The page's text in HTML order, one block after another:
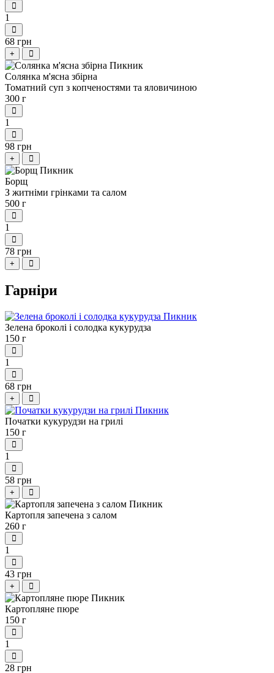
1
68 грн
+
Солянка м'ясна збірна
Томатний суп з копченостями та яловичиною
300 г
1
98 грн
+
Борщ
З житніми грінками та салом
500 г
1
78 грн
+
Гарніри
Зелена броколі і солодка кукурудза
150 г
1
68 грн
+
Початки кукурудзи на грилі
150 г
1
58 грн
+
Картопля запечена з салом
260 г
1
43 грн
+
Картопляне пюре
150 г
1
28 грн